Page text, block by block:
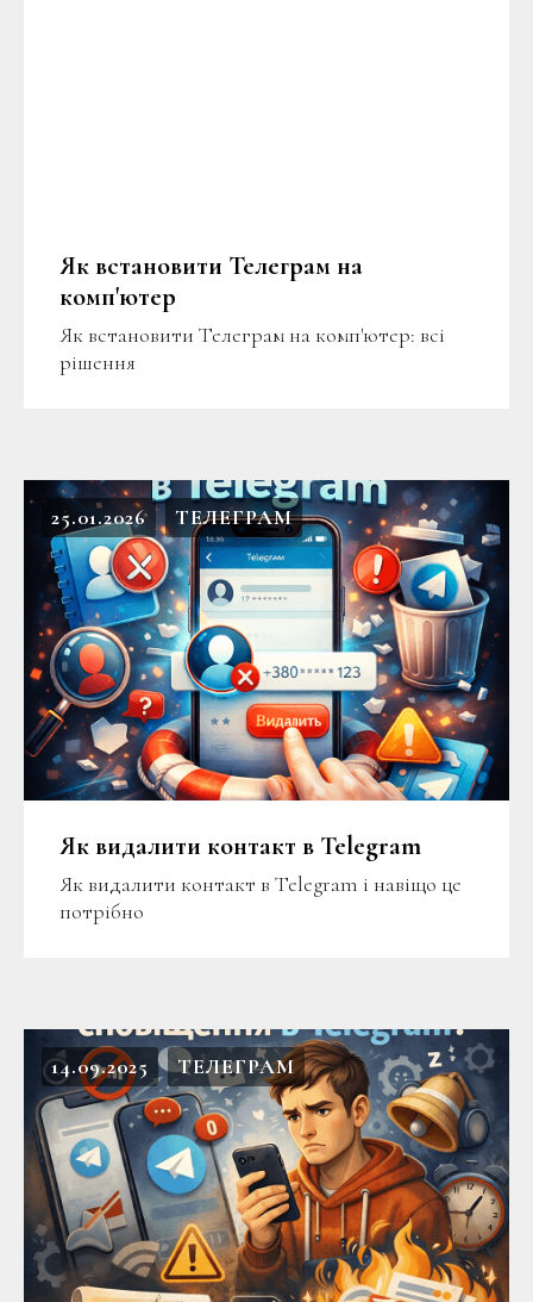
Як встановити Телеграм на
комп'ютер
Як встановити Телеграм на комп'ютер: всі
рішення
25.01.2026 ТЕЛЕГРАМ
Як видалити контакт в Telegram
Як видалити контакт в Telegram і навіщо це
потрібно
14.09.2025 ТЕЛЕГРАМ